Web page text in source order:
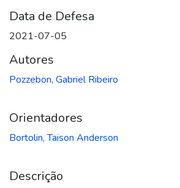
Data de Defesa
2021-07-05
Autores
Pozzebon, Gabriel Ribeiro
Orientadores
Bortolin, Taison Anderson
Descrição